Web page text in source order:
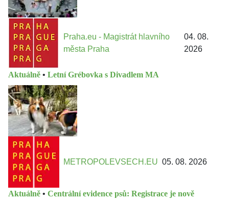
Praha.eu - Magistrát hlavního
města Praha
04. 08.
2026
Aktuálně • Letní Grébovka s Divadlem MA
METROPOLEVSECH.EU 05. 08. 2026
Aktuálně • Centrální evidence psů: Registrace je nově